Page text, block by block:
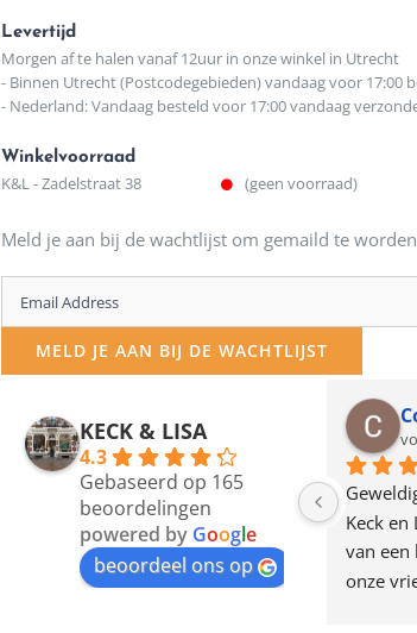
Levertijd
Morgen af te halen vanaf 12uur in onze winkel in Utrecht
- Binnen Utrecht (Postcodegebieden) vandaag voor 17:00
- Nederland: Vandaag besteld voor 17:00 vandaag
Winkelvoorraad
K&L - Zadelstraat 38 (geen voorraad)
Meld je aan bij de wachtlijst om gemaild te
Enter
your
email
MELD JE AAN BIJ DE WACHTLIJST
KECK & LISA
4.3
Gebaseerd op 165
beoordelingen
powered by Google
beoordeel ons op
12 maanden geleden
Waarom in hemelsnaam
de woonwinkel op de
klippen  laten lopen? Waar
moeten nu de design
Keck en
van
onze